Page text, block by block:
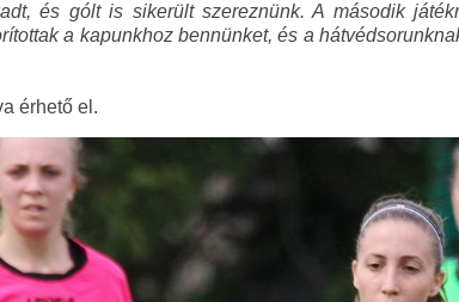
és gólt is sikerült szereznünk. A második
a kapunkhoz bennünket, és a
érhető el.